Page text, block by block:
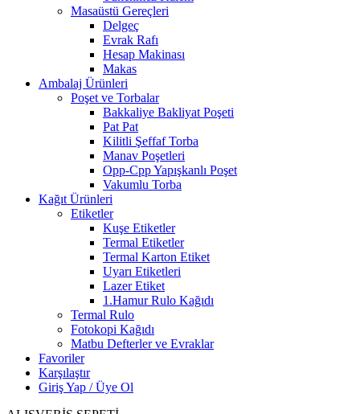
Masaüstü Gereçleri
Delgeç
Evrak Rafı
Hesap Makinası
Makas
Ambalaj Ürünleri
Poşet ve Torbalar
Bakkaliye Bakliyat Poşeti
Pat Pat
Kilitli Şeffaf Torba
Manav Poşetleri
Opp-Cpp Yapışkanlı Poşet
Vakumlu Torba
Kağıt Ürünleri
Etiketler
Kuşe Etiketler
Termal Etiketler
Termal Karton Etiket
Uyarı Etiketleri
Lazer Etiket
1.Hamur Rulo Kağıdı
Termal Rulo
Fotokopi Kağıdı
Matbu Defterler ve Evraklar
Favoriler
Karşılaştır
Giriş Yap / Üye Ol